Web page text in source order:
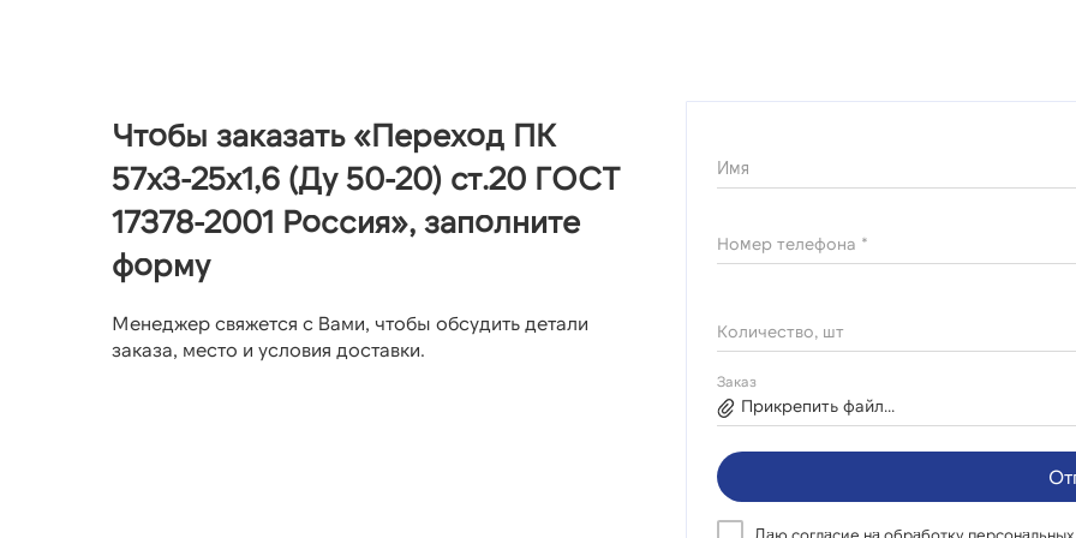
Чтобы заказать «Переход ПК
57х3-25х1,6 (Ду 50-20) ст.20 ГОСТ
17378-2001 Россия», заполните
форму
Менеджер свяжется с Вами, чтобы обсудить детали
заказа, место и условия доставки.
Имя
Номер телефона *
Количество, шт
Заказ
Прикрепить файл...